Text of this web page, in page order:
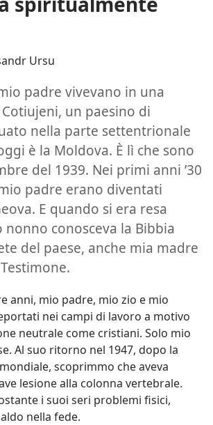
Ursu
padre vivevano in una
un paesino di
nella parte settentrionale
è la Moldova. È lì che sono
del 1939. Nei primi anni ’30
padre erano diventati
E quando si era resa
nonno conosceva la Bibbia
del paese, anche mia madre
anni, mio padre, mio zio e mio
nei campi di lavoro a motivo
neutrale come cristiani. Solo mio
Al suo ritorno nel 1947, dopo la
scoprimmo che aveva
lesione alla colonna vertebrale.
i suoi seri problemi fisici,
nella fede.